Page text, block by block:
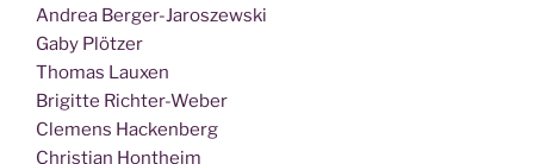
Andrea Berger-Jaroszewski
Gaby Plötzer
Tho­mas Lauxen
Bri­git­te Richter-Weber
Cle­mens Hackenberg
Chris­ti­an Hontheim